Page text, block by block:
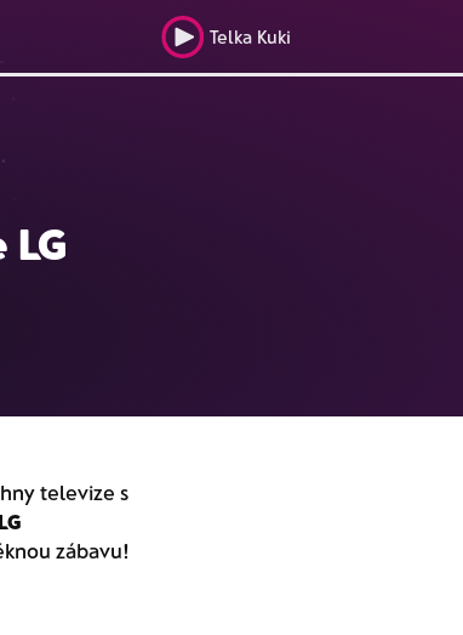
Telka Kuki
televize s
zábavu!